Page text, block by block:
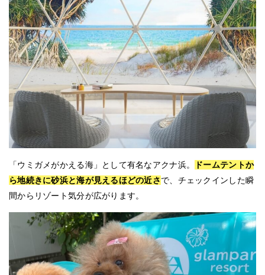
「ウミガメがかえる海」として有名なアクナ浜。
ドームテントか
ら地続きに砂浜と海が見えるほどの近さで、チェックインした瞬
間からリゾート気分が広がります。